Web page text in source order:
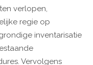
verlopen,
regie op
inventarisatie
Vervolgens